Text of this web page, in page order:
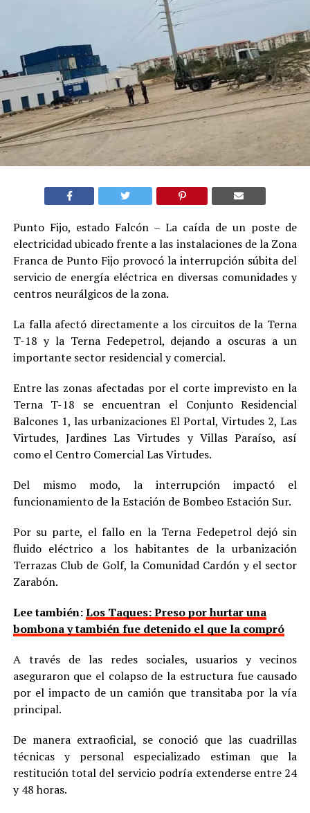
Punto Fijo, estado Falcón – La caída de un poste de
electricidad ubicado frente a las instalaciones de la Zona
Franca de Punto Fijo provocó la interrupción súbita del
servicio de energía eléctrica en diversas comunidades y
centros neurálgicos de la zona.
La falla afectó directamente a los circuitos de la Terna
T-18 y la Terna Fedepetrol, dejando a oscuras a un
importante sector residencial y comercial.
Entre las zonas afectadas por el corte imprevisto en la
Terna T-18 se encuentran el Conjunto Residencial
Balcones 1, las urbanizaciones El Portal, Virtudes 2, Las
Virtudes, Jardines Las Virtudes y Villas Paraíso, así
como el Centro Comercial Las Virtudes.
Del mismo modo, la interrupción impactó el
funcionamiento de la Estación de Bombeo Estación Sur.
Por su parte, el fallo en la Terna Fedepetrol dejó sin
fluido eléctrico a los habitantes de la urbanización
Terrazas Club de Golf, la Comunidad Cardón y el sector
Zarabón.
Lee también:Los Taques: Preso por hurtar una
bombona y también fue detenido el que la compró
A través de las redes sociales, usuarios y vecinos
aseguraron que el colapso de la estructura fue causado
por el impacto de un camión que transitaba por la vía
principal.
De manera extraoficial, se conoció que las cuadrillas
técnicas y personal especializado estiman que la
restitución total del servicio podría extenderse entre 24
y 48 horas.